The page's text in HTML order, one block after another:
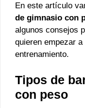
En este artículo
de gimnasio con
algunos consejos
quieren empezar
entrenamiento.
Tipos de
con peso